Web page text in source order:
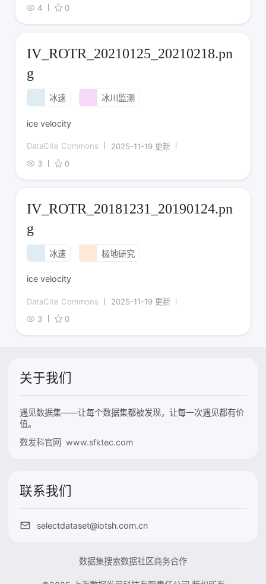
4
0
IV_ROTR_20210125_20210218.pn
g
冰速 冰川监测
ice velocity
DataCite Commons
2025-11-19 更新
3
0
IV_ROTR_20181231_20190124.pn
g
冰速 极地研究
ice velocity
DataCite Commons
2025-11-19 更新
3
0
关于我们
遇见数据集——让每个数据集都被发现，让每一次遇见都有价
值。
数发科官网 www.sfktec.com
联系我们
selectdataset@iotsh.com.cn
数据集搜索数据社区商务合作